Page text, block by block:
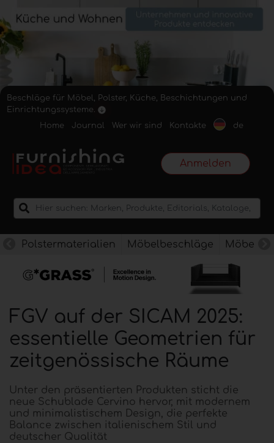
Beschläge für Möbel, Polster, Küche, Beschichtungen und
Einrichtungssysteme.
Home
Journal Wer wir sind Kontakte de
Anmelden
Polstermaterialien Möbelbeschläge
FGV auf der SICAM 2025:
essentielle Geometrien für
zeitgenössische Räume
Unter den präsentierten Produkten sticht die
neue Schublade Cervino hervor, mit modernem
und minimalistischem Design, die perfekte
Balance zwischen italienischem Stil und
deutscher Qualität